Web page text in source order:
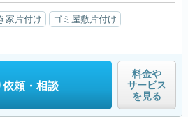
家片付け
ゴミ屋敷片付け
依頼・相談
料金や
サービス
を見る